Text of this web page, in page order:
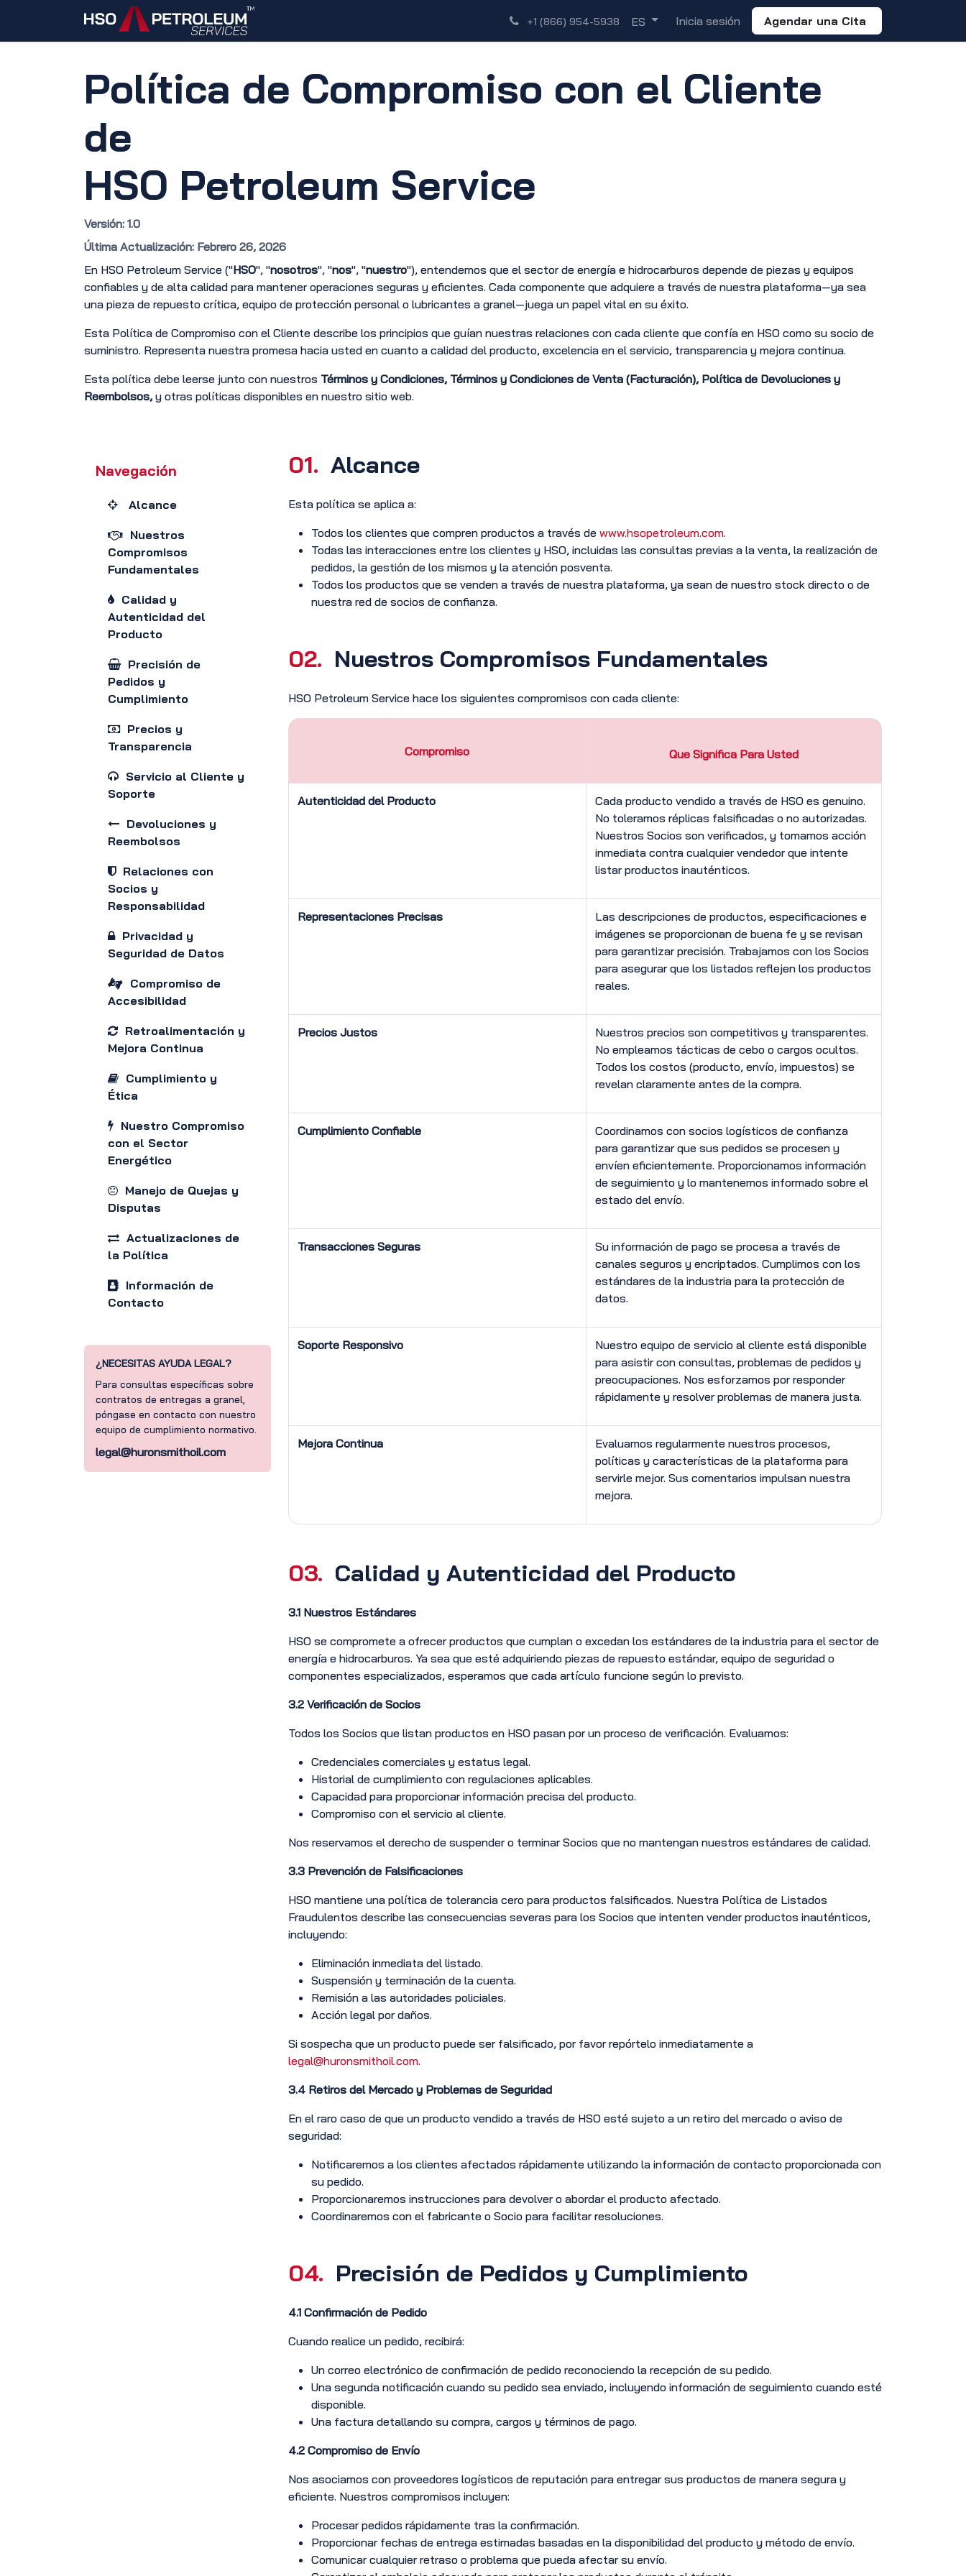
Descubre+1 (866) 954-5938 ES Inicia sesión Agendar una Cita
Política de Compromiso con el Cliente
de
HSO Petroleum Service
Versión: 1.0
Última Actualización: Febrero 26, 2026
En HSO Petroleum Service ("HSO", "nosotros", "nos", "nuestro"), entendemos que el sector de energía e hidrocarburos depende de piezas y equipos
confiables y de alta calidad para mantener operaciones seguras y eficientes. Cada componente que adquiere a través de nuestra plataforma—ya sea
una pieza de repuesto crítica, equipo de protección personal o lubricantes a granel—juega un papel vital en su éxito.
Esta Política de Compromiso con el Cliente describe los principios que guían nuestras relaciones con cada cliente que confía en HSO como su socio de
suministro. Representa nuestra promesa hacia usted en cuanto a calidad del producto, excelencia en el servicio, transparencia y mejora continua.
Esta política debe leerse junto con nuestros Términos y Condiciones, Términos y Condiciones de Venta (Facturación), Política de Devoluciones y
Reembolsos, y otras políticas disponibles en nuestro sitio web.
Navegación
Alcance
Nuestros
Compromisos
Fundamentales
Calidad y
Autenticidad del
Producto
Precisión de
Pedidos y
Cumplimiento
Precios y
Transparencia
Servicio al Cliente y
Soporte
Devoluciones y
Reembolsos
Relaciones con
Socios y
Responsabilidad
Privacidad y
Seguridad de Datos
Compromiso de
Accesibilidad
Retroalimentación y
Mejora Continua
Cumplimiento y
Ética
Nuestro Compromiso
con el Sector
Energético
Manejo de Quejas y
Disputas
Actualizaciones de
la Política
Información de
Contacto
¿NECESITAS AYUDA LEGAL?
Para consultas específicas sobre
contratos de entregas a granel,
póngase en contacto con nuestro
equipo de cumplimiento normativo.
legal@huronsmithoil.com
01. Alcance
Esta política se aplica a:
Todos los clientes que compren productos a través de www.hsopetroleum.com.
Todas las interacciones entre los clientes y HSO, incluidas las consultas previas a la venta, la realización de
pedidos, la gestión de los mismos y la atención posventa.
Todos los productos que se venden a través de nuestra plataforma, ya sean de nuestro stock directo o de
nuestra red de socios de confianza.
02. Nuestros Compromisos Fundamentales
HSO Petroleum Service hace los siguientes compromisos con cada cliente:
Compromiso Que Significa Para Usted
Autenticidad del Producto
Cada producto vendido a través de HSO es genuino.
No toleramos réplicas falsificadas o no autorizadas.
Nuestros Socios son verificados, y tomamos acción
inmediata contra cualquier vendedor que intente
listar productos inauténticos.
Representaciones Precisas
Las descripciones de productos, especificaciones e
imágenes se proporcionan de buena fe y se revisan
para garantizar precisión. Trabajamos con los Socios
para asegurar que los listados reflejen los productos
reales.
Precios Justos
Nuestros precios son competitivos y transparentes.
No empleamos tácticas de cebo o cargos ocultos.
Todos los costos (producto, envío, impuestos) se
revelan claramente antes de la compra.
Cumplimiento Confiable
Coordinamos con socios logísticos de confianza
para garantizar que sus pedidos se procesen y
envíen eficientemente. Proporcionamos información
de seguimiento y lo mantenemos informado sobre el
estado del envío.
Transacciones Seguras
Su información de pago se procesa a través de
canales seguros y encriptados. Cumplimos con los
estándares de la industria para la protección de
datos.
Soporte Responsivo
Nuestro equipo de servicio al cliente está disponible
para asistir con consultas, problemas de pedidos y
preocupaciones. Nos esforzamos por responder
rápidamente y resolver problemas de manera justa.
Mejora Continua
Evaluamos regularmente nuestros procesos,
políticas y características de la plataforma para
servirle mejor. Sus comentarios impulsan nuestra
mejora.
03. Calidad y Autenticidad del Producto
3.1 Nuestros Estándares
HSO se compromete a ofrecer productos que cumplan o excedan los estándares de la industria para el sector de
energía e hidrocarburos. Ya sea que esté adquiriendo piezas de repuesto estándar, equipo de seguridad o
componentes especializados, esperamos que cada artículo funcione según lo previsto.
3.2 Verificación de Socios
Todos los Socios que listan productos en HSO pasan por un proceso de verificación. Evaluamos:
Credenciales comerciales y estatus legal.
Historial de cumplimiento con regulaciones aplicables.
Capacidad para proporcionar información precisa del producto.
Compromiso con el servicio al cliente.
Nos reservamos el derecho de suspender o terminar Socios que no mantengan nuestros estándares de calidad.
3.3 Prevención de Falsificaciones
HSO mantiene una política de tolerancia cero para productos falsificados. Nuestra Política de Listados
Fraudulentos describe las consecuencias severas para los Socios que intenten vender productos inauténticos,
incluyendo:
Eliminación inmediata del listado.
Suspensión y terminación de la cuenta.
Remisión a las autoridades policiales.
Acción legal por daños.
Si sospecha que un producto puede ser falsificado, por favor repórtelo inmediatamente a
legal@huronsmithoil.com.
3.4 Retiros del Mercado y Problemas de Seguridad
En el raro caso de que un producto vendido a través de HSO esté sujeto a un retiro del mercado o aviso de
seguridad:
Notificaremos a los clientes afectados rápidamente utilizando la información de contacto proporcionada con
su pedido.
Proporcionaremos instrucciones para devolver o abordar el producto afectado.
Coordinaremos con el fabricante o Socio para facilitar resoluciones.
04. Precisión de Pedidos y Cumplimiento
4.1 Confirmación de Pedido
Cuando realice un pedido, recibirá:
Un correo electrónico de confirmación de pedido reconociendo la recepción de su pedido.
Una segunda notificación cuando su pedido sea enviado, incluyendo información de seguimiento cuando esté
disponible.
Una factura detallando su compra, cargos y términos de pago.
4.2 Compromiso de Envío
Nos asociamos con proveedores logísticos de reputación para entregar sus productos de manera segura y
eficiente. Nuestros compromisos incluyen:
Procesar pedidos rápidamente tras la confirmación.
Proporcionar fechas de entrega estimadas basadas en la disponibilidad del producto y método de envío.
Comunicar cualquier retraso o problema que pueda afectar su envío.